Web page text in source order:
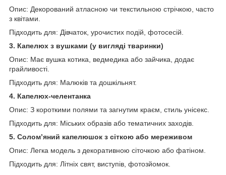
Опис: Декорований атласною чи текстильною стрічкою, часто
з квітами.
Підходить для: Дівчаток, урочистих подій, фотосесій.
3. Капелюх з вушками (у вигляді тваринки)
Опис: Має вушка котика, ведмедика або зайчика, додає
грайливості.
Підходить для: Малюків та дошкільнят.
4. Капелюх-челентанка
Опис: З короткими полями та загнутим краєм, стиль унісекс.
Підходить для: Міських образів або тематичних заходів.
5. Солом’яний капелюшок з сіткою або мереживом
Опис: Легка модель з декоративною сіточкою або фатіном.
Підходить для: Літніх свят, виступів, фотозйомок.